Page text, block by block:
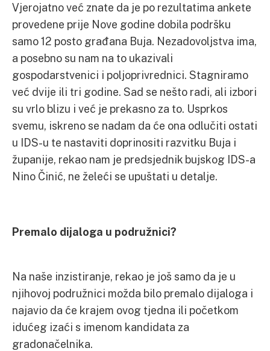
Vjerojatno već znate da je po rezultatima ankete
provedene prije Nove godine dobila podršku
samo 12 posto građana Buja. Nezadovoljstva ima,
a posebno su nam na to ukazivali
gospodarstvenici i poljoprivrednici. Stagniramo
već dvije ili tri godine. Sad se nešto radi, ali izbori
su vrlo blizu i već je prekasno za to. Usprkos
svemu, iskreno se nadam da će ona odlučiti ostati
u IDS-u te nastaviti doprinositi razvitku Buja i
županije, rekao nam je predsjednik bujskog IDS-a
Nino Činić, ne želeći se upuštati u detalje.
Premalo dijaloga u podružnici?
Na naše inzistiranje, rekao je još samo da je u
njihovoj podružnici možda bilo premalo dijaloga i
najavio da će krajem ovog tjedna ili početkom
idućeg izaći s imenom kandidata za
gradonačelnika.